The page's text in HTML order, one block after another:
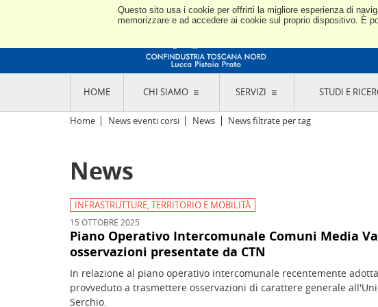
Questo sito usa i cookie per offrirti la migliore esperienza di
memorizzare e ad accedere ai cookie sul proprio dispositivo. È
HOME CHI SIAMO
L'ASSOCIAZIONE
CODICE ETICO E DEI VALORI ASSOCIATIVI
TRASPARENZA CONTRIBUTI PUBBLICI
L'INDUSTRIA E IL TERRITORIO DI LUCCA,
PISTOIA E PRATO
SEDI E CONTATTI
ABOUT US
GOVERNANCE
COMITATO PICCOLA
INDUSTRIA
SERVIZI STUDI E
Home News eventi corsi News News filtrate per tag
News
INFRASTRUTTURE, TERRITORIO E MOBILITÀ
15 OTTOBRE 2025
Piano Operativo Intercomunale Comuni Media
osservazioni presentate da CTN
In relazione al piano operativo intercomunale recentemente
provveduto a trasmettere osservazioni di carattere generale
Serchio.